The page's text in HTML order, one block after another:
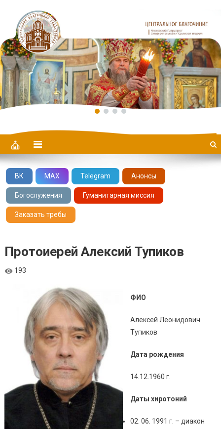
Центральное Благочиние
ВК MAX Telegram Анонсы
Богослужения Гуманитарная миссия
Заказать требы
Протоиерей Алексий Тупиков
193
ФИО
Алексей Леонидович
Тупиков
Дата рождения
14.12.1960 г.
Даты хиротоний
02. 06. 1991 г. – диакон